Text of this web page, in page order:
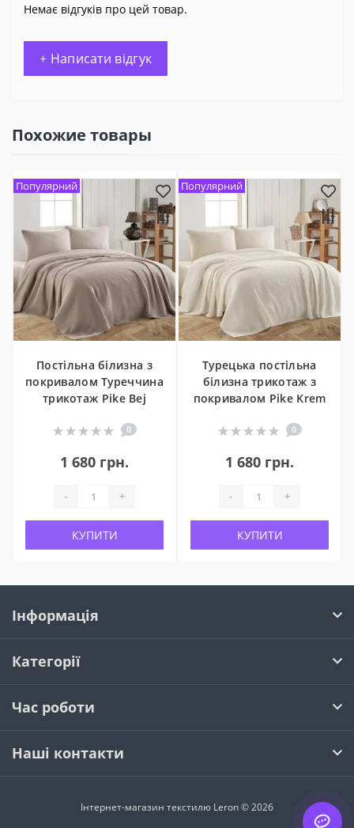
Немає відгуків про цей товар.
+ Написати відгук
Похожие товары
Популярний
Постільна білизна з
покривалом Туреччина
трикотаж Pike Bej
0
1 680 грн.
- +
КУПИТИ
Популярний
Турецька постільна
білизна трикотаж з
покривалом Pike Krem
0
1 680 грн.
- +
КУПИТИ
Інформація
Категорії
Час роботи
Наші контакти
Інтернет-магазин текстилю Leron © 2026